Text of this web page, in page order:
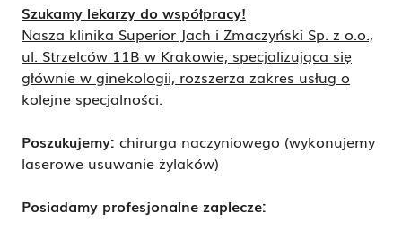
Szukamy lekarzy do współpracy!
Nasza klinika Superior Jach i Zmaczyński Sp. z o.o.,
ul. Strzelców 11B w Krakowie, specjalizująca się
głównie w ginekologii, rozszerza zakres usług o
kolejne specjalności.
Poszukujemy: chirurga naczyniowego (wykonujemy
laserowe usuwanie żylaków)
Posiadamy profesjonalne zaplecze: